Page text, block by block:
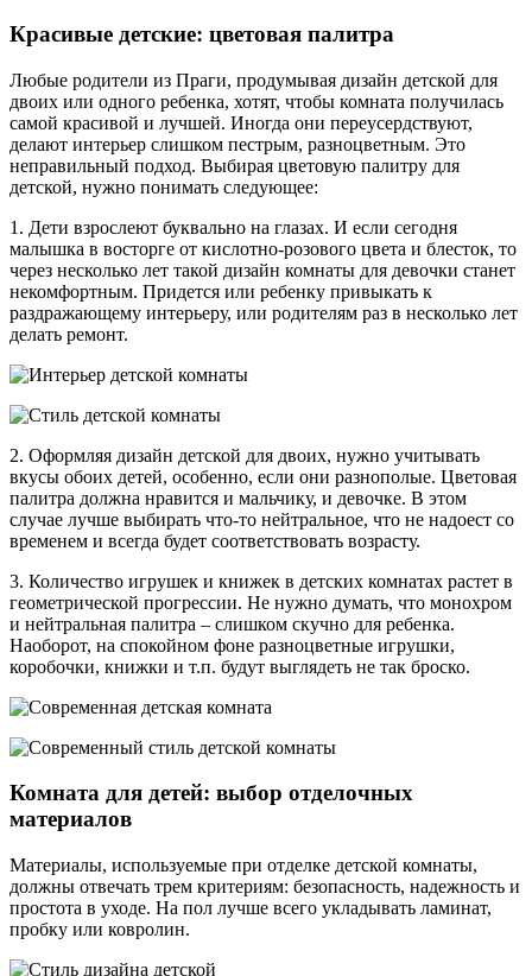
Красивые детские: цветовая палитра
Любые родители из Праги, продумывая дизайн детской для
двоих или одного ребенка, хотят, чтобы комната получилась
самой красивой и лучшей. Иногда они переусердствуют,
делают интерьер слишком пестрым, разноцветным. Это
неправильный подход. Выбирая цветовую палитру для
детской, нужно понимать следующее:
1. Дети взрослеют буквально на глазах. И если сегодня
малышка в восторге от кислотно-розового цвета и блесток, то
через несколько лет такой дизайн комнаты для девочки станет
некомфортным. Придется или ребенку привыкать к
раздражающему интерьеру, или родителям раз в несколько лет
делать ремонт.
2. Оформляя дизайн детской для двоих, нужно учитывать
вкусы обоих детей, особенно, если они разнополые. Цветовая
палитра должна нравится и мальчику, и девочке. В этом
случае лучше выбирать что-то нейтральное, что не надоест со
временем и всегда будет соответствовать возрасту.
3. Количество игрушек и книжек в детских комнатах растет в
геометрической прогрессии. Не нужно думать, что монохром
и нейтральная палитра – слишком скучно для ребенка.
Наоборот, на спокойном фоне разноцветные игрушки,
коробочки, книжки и т.п. будут выглядеть не так броско.
Комната для детей: выбор отделочных
материалов
Материалы, используемые при отделке детской комнаты,
должны отвечать трем критериям: безопасность, надежность и
простота в уходе. На пол лучше всего укладывать ламинат,
пробку или ковролин.